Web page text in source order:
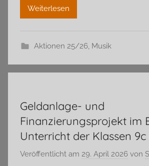
Weiterlesen
Aktionen 25/26, Musik
Geldanlage- und
Finanzierungsprojekt im
Unterricht der Klassen
Veröffentlicht am 29. April 2026 von